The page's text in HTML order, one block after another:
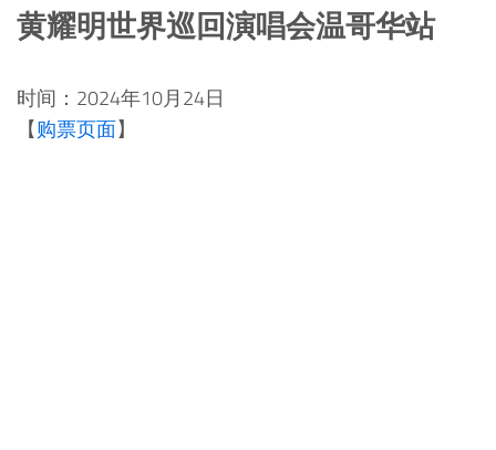
黄耀明世界巡回演唱会温哥华站
时间：2024年10月24日
【购票页面】